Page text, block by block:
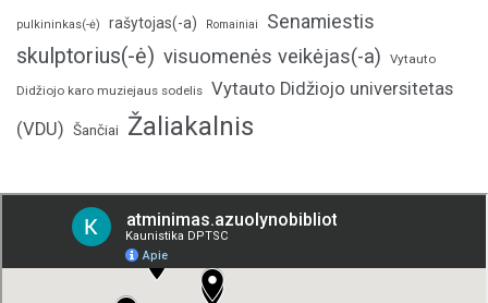
pulkininkas(-ė) rašytojas(-a) Romainiai Senamiestis
skulptorius(-ė) visuomenės veikėjas(-a) Vytauto
Didžiojo karo muziejaus sodelis Vytauto Didžiojo universitetas
(VDU) Šančiai Žaliakalnis